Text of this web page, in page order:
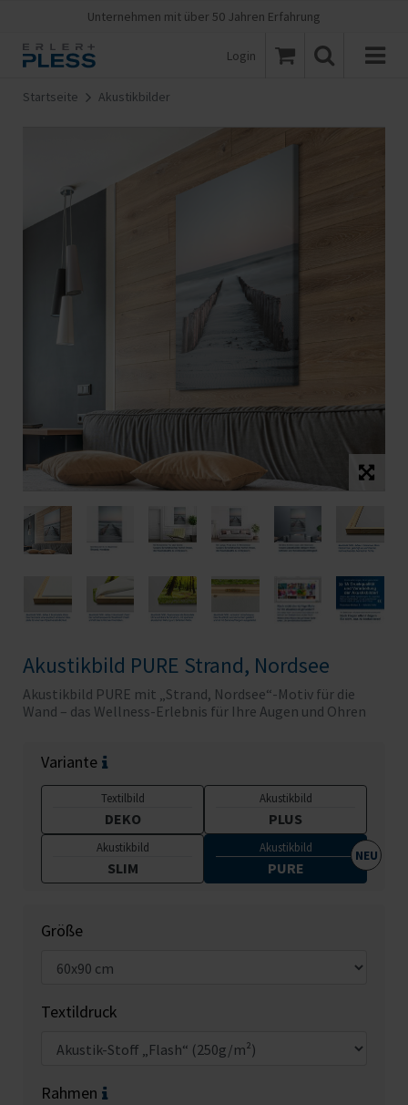
Unternehmen mit über 50 Jahren Erfahrung
Login
Startseite Akustikbilder
Akustikbild PURE Strand, Nordsee
Akustikbild PURE mit „Strand, Nordsee“-Motiv für die
Wand – das Wellness-Erlebnis für Ihre Augen und Ohren
Variante
Textilbild
DEKO
Akustikbild
PLUS
Akustikbild
SLIM
Akustikbild
PURE
Größe
Textildruck
Rahmen